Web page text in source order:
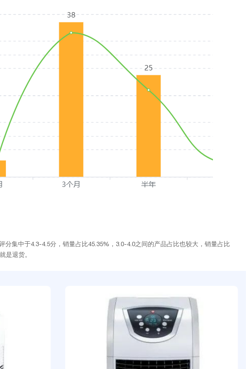
分集中于4.3-4.5分，销量占比45.35%，3.0-4.0之间的产品占比也较大，销量占比
是退货。